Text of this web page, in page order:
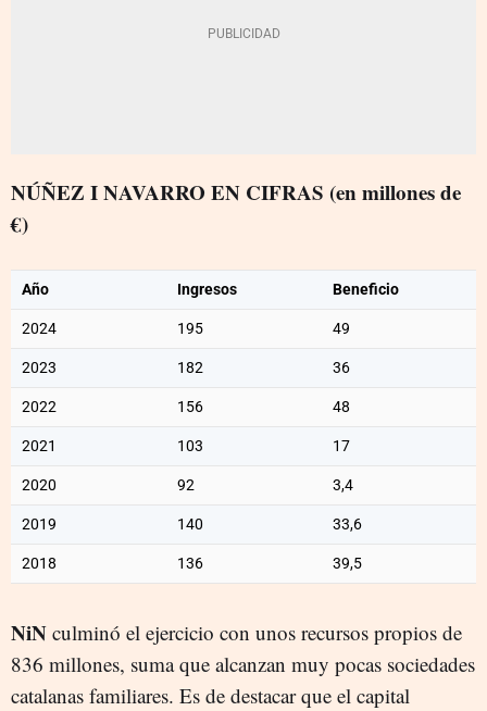
NÚÑEZ I NAVARRO EN CIFRAS (en millones de
€)
Año Ingresos Beneficio
2024 195 49
2023 182 36
2022 156 48
2021 103 17
2020 92 3,4
2019 140 33,6
2018 136 39,5
NiN culminó el ejercicio con unos recursos propios de
836 millones, suma que alcanzan muy pocas sociedades
catalanas familiares. Es de destacar que el capital